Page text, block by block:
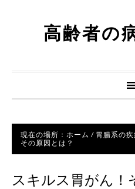
高齢者の
現在の場所： ホーム / 胃腸系の疾
その原因とは？
スキルス胃がん！